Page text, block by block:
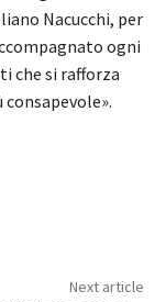
Nacucchi, per
ogni
che si rafforza
Next article